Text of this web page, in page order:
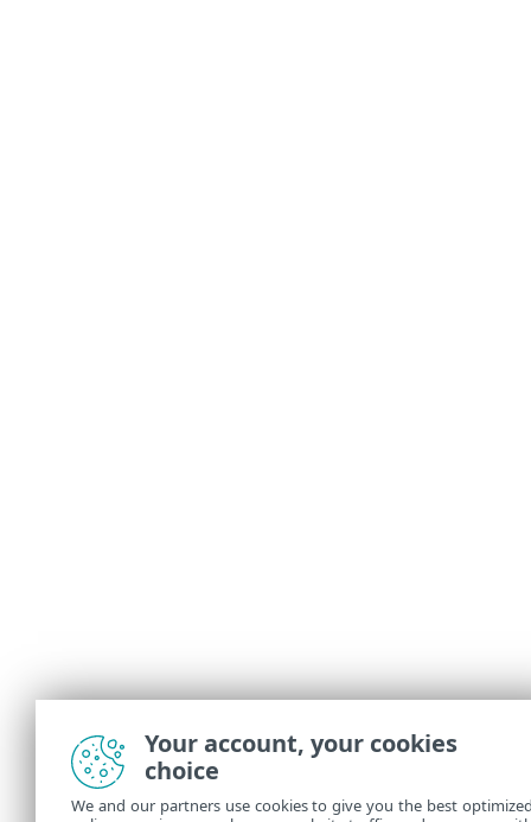
Your account, your cookies
choice
We and our partners use cookies to give you the best